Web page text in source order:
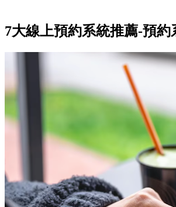
7大線上預約系統推薦-預約